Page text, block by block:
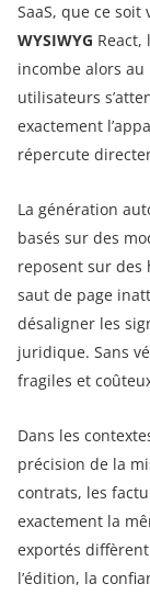
SaaS, que ce soit
WYSIWYG
incombe alors
utilisateurs
exactement
répercute
La génération
basés sur des
reposent sur des
saut de page
désaligner les
juridique. Sans
fragiles et
Dans les
précision de la
contrats, les
exactement la
exportés
l’édition, la